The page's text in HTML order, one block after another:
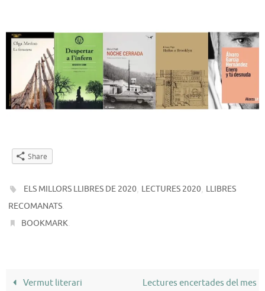
Share
ELS MILLORS LLIBRES DE 2020, LECTURES 2020, LLIBRES
RECOMANATS
BOOKMARK
Vermut literari Lectures encertades del mes